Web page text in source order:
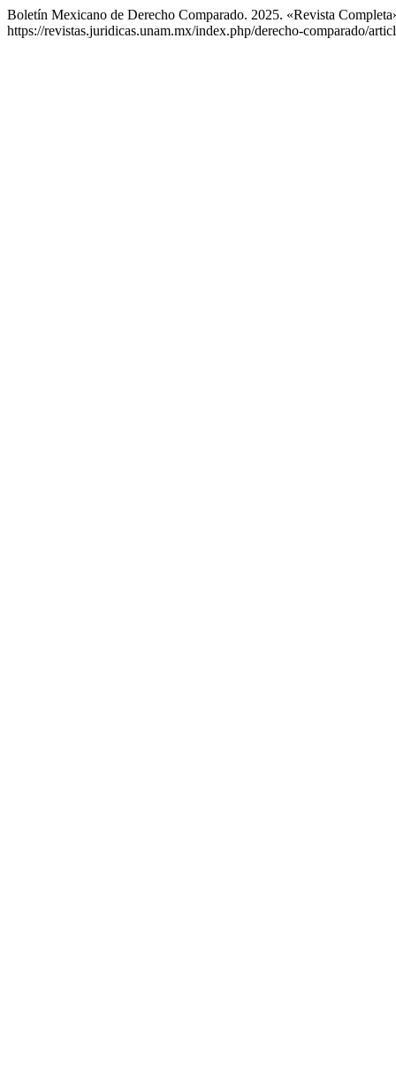
Boletín Mexicano de Derecho Comparado. 2025. «Revista
https://revistas.juridicas.unam.mx/index.php/derecho-comparado/